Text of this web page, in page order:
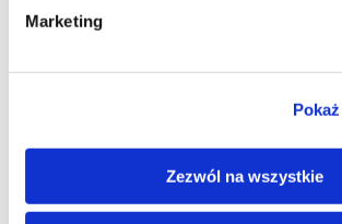
Marketing
Zezwól na wszystkie
przeznaczony do lakierowania podłóg
schodów i innych elementów drewnianych
szybkoschnący
wysoka zawartość cząstek stałych